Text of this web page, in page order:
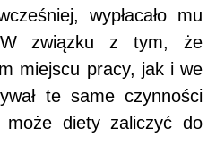
wypłacało mu
związku z tym, że
miejscu pracy, jak i we
te same czynności
diety zaliczyć do